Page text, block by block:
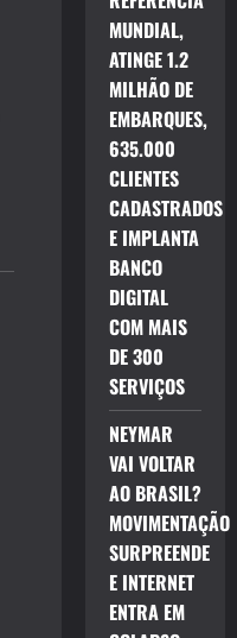
MUNDIAL,
ATINGE 1.2
MILHÃO DE
EMBARQUES,
635.000
CLIENTES
CADASTRADOS
E IMPLANTA
BANCO
DIGITAL
COM MAIS
DE 300
SERVIÇOS
NEYMAR
VAI VOLTAR
AO BRASIL?
MOVIMENTAÇÃO
SURPREENDE
E INTERNET
ENTRA EM